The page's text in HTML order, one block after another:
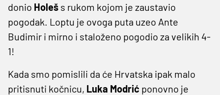
donio Holeš s rukom kojom je zaustavio
pogodak. Loptu je ovoga puta uzeo Ante
Budimir i mirno i staloženo pogodio za velikih 4-
1!
Kada smo pomislili da će Hrvatska ipak malo
pritisnuti kočnicu, Luka Modrić ponovno je